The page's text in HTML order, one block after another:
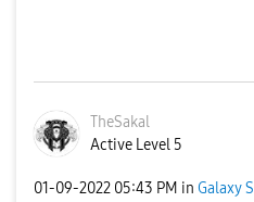
TheSakal
Active Level 5
‎01-09-2022 05:43 PM in Galaxy S